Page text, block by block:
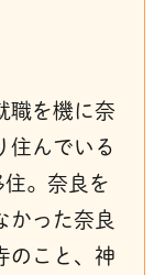
職を機に奈
住んでいる
。奈良を
かった奈良
のこと、神